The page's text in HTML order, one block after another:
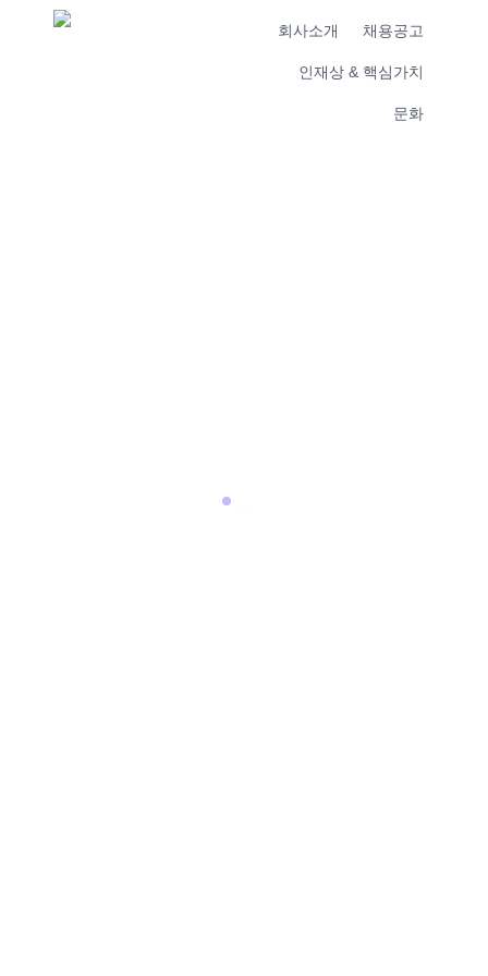
회사소개 채용공고
인재상 & 핵심가치
문화